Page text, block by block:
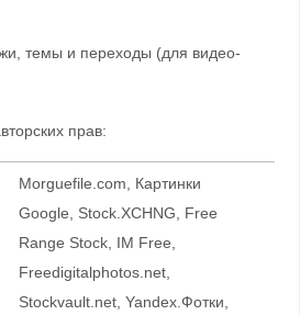
темы и переходы (для видео-
прав:
Morguefile.com, Картинки
Google, Stock.XCHNG, Free
Range Stock, IM Free,
Freedigitalphotos.net,
Stockvault.net, Yandex.Фотки,